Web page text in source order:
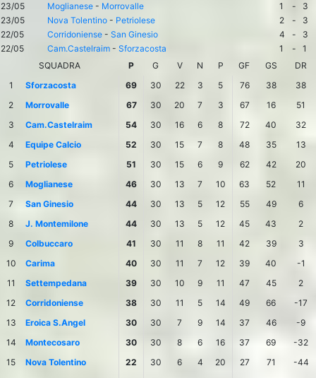
23/05
Moglianese - Morrovalle 1 -
3
23/05
Nova Tolentino - Petriolese 2 -
3
22/05
Corridoniense - San Ginesio 4 -
3
22/05
Cam.Castelraim - Sforzacosta 1 -
1
SQUADRA
P G V N P GF GS
DR
1
Sforzacosta 69 30 22 3 5 76 38
38
2
Morrovalle 67 30 20 7 3 67 16
51
3
Cam.Castelraim 54 30 16 6 8 72 40
32
4
Equipe Calcio 52 30 15 7 8 48 35
13
5
Petriolese 51 30 15 6 9 62 42
20
6
Moglianese 46 30 13 7 10 63 52
11
7
San Ginesio 44 30 13 5 12 55 49
6
8
J. Montemilone 44 30 13 5 12 45 43
2
9
Colbuccaro 41 30 11 8 11 42 39
3
10
Carima 40 30 11 7 12 39 40
-1
11
Settempedana 39 30 10 9 11 47 45
2
12
Corridoniense 38 30 11 5 14 49 66
-17
13
Eroica S.Angel 30 30 7 9 14 37 46
-9
14
Montecosaro 30 30 8 6 16 37 69
-32
15
Nova Tolentino 22 30 6 4 20 27 71
-44